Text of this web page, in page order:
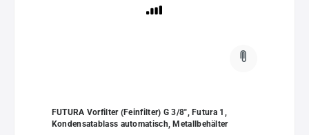
FUTURA Vorfilter (Feinfilter) G 3/8", Futura 1,
Kondensatablass automatisch, Metallbehälter